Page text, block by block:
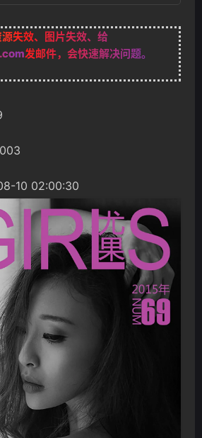
源失效、图片失效、给
发邮件，会快速解决问题。
10 02:00:30